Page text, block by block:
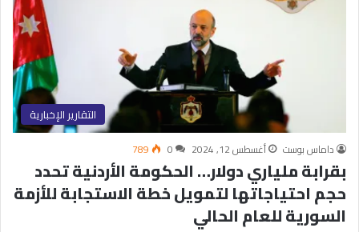
التقارير الإخبارية
داماس بوست أغسطس 12, 2024 0
789
بقرابة ملياري دولار… الحكومة الأردنية تحدد
حجم احتياجاتها لتمويل خطة الاستجابة للأزمة
السورية للعام الحالي